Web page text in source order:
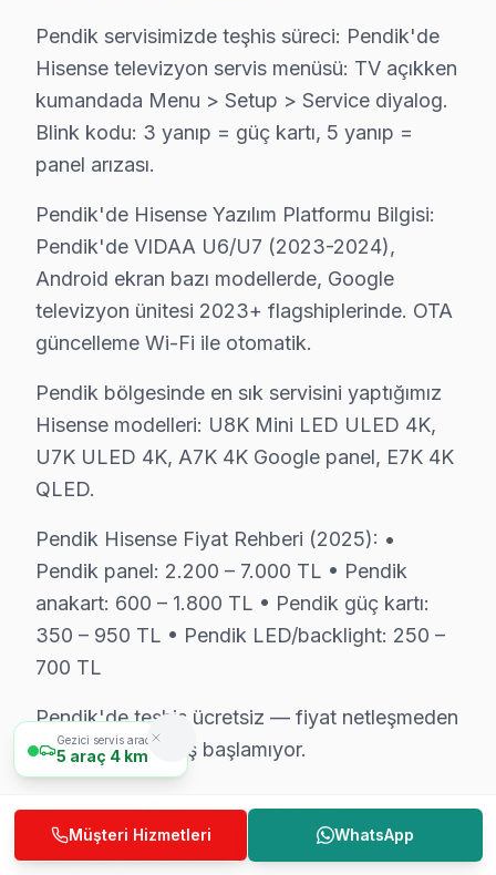
Pendik Servisimizde Hisense İşlemci Mimarisi
Pendik'de hi-View Engine işlemcisi Hisense'in
Pendik'de Hisense Yazılım Ortamı
Pendik'de VIDAA U6/U7 (2023-2024), Android
Pendik'de bu marka televizyon ünitesi servis
2025 Pendik bu TV Fiyat Tablosu:
Panel → 2.200 – 7.000 TL
Güç kartı → 350 – 950 TL
Pendik'de Hisense Ses gecikmesi için ücretsiz teşhis
Pendik'de Mahalle Hisense Servis Hizmeti
Hisense görüntüleme sistemi arıza servisimiz
Esenyalı, Fatih, Fevzi Çakmak, Göçbeyli,
Ahmet Yesevi, Bahçelievler, Ballıca, Batı,
Pendik'da Hisense TV Kurulum Hizmeti – Aynı
Yeni bir Hisense televizyon aldıysanız, Pendik'da
Sunduğumuz kurulum seçenekleri:
Pendik servisimizde teşhis süreci: Pendik'de
Hisense televizyon servis menüsü: TV açıkken
kumandada Menu > Setup > Service diyalog.
Blink kodu: 3 yanıp = güç kartı, 5 yanıp =
panel arızası.
Pendik'de Hisense Yazılım Platformu Bilgisi:
Pendik'de VIDAA U6/U7 (2023-2024),
Android ekran bazı modellerde, Google
televizyon ünitesi 2023+ flagshiplerinde. OTA
güncelleme Wi-Fi ile otomatik.
Pendik bölgesinde en sık servisini yaptığımız
Hisense modelleri: U8K Mini LED ULED 4K,
U7K ULED 4K, A7K 4K Google panel, E7K 4K
QLED.
Pendik Hisense Fiyat Rehberi (2025): •
Pendik panel: 2.200 – 7.000 TL • Pendik
anakart: 600 – 1.800 TL • Pendik güç kartı:
350 – 950 TL • Pendik LED/backlight: 250 –
700 TL
Pendik'de teşhis ücretsiz — fiyat netleşmeden
onay vermeden iş başlamıyor.
Hisense TV Teknik Profil ve
Servis Rehberi
Gezici servis aracımız
5 araç 4 km
Müşteri Hizmetleri WhatsApp